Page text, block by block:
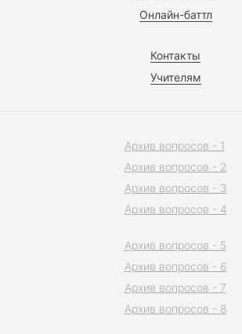
Онлайн-баттл
Контакты
Учителям
Архив вопросов - 1
Архив вопросов - 2
Архив вопросов - 3
Архив вопросов - 4
Архив вопросов - 5
Архив вопросов - 6
Архив вопросов - 7
Архив вопросов - 8